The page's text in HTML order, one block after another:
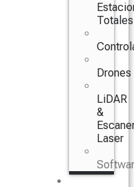
Totales
Drones
LiDAR
&
Laser